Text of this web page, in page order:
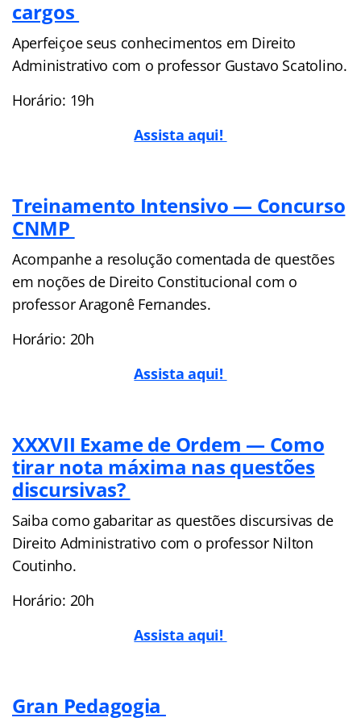
cargos
Aperfeiçoe seus conhecimentos em Direito
Administrativo com o professor Gustavo Scatolino.
Horário: 19h
Assista aqui!
Treinamento Intensivo — Concurso
CNMP
Acompanhe a resolução comentada de questões
em noções de Direito Constitucional com o
professor Aragonê Fernandes.
Horário: 20h
Assista aqui!
XXXVII Exame de Ordem — Como
tirar nota máxima nas questões
discursivas?
Saiba como gabaritar as questões discursivas de
Direito Administrativo com o professor Nilton
Coutinho.
Horário: 20h
Assista aqui!
Gran Pedagogia